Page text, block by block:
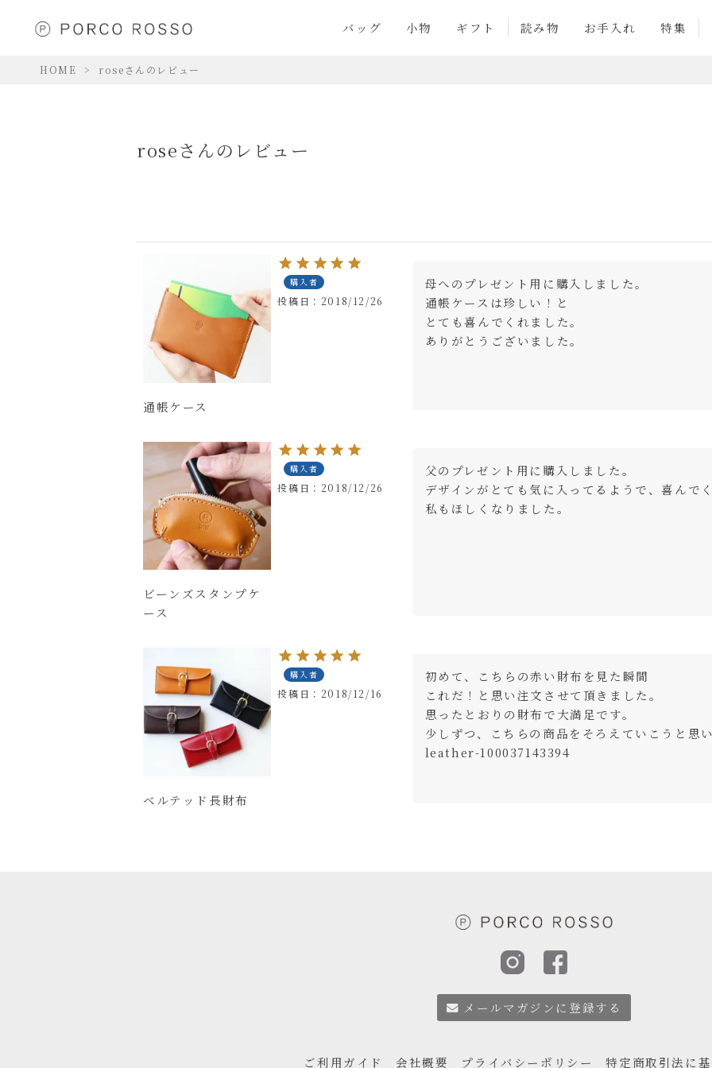
バッグ 小物 ギフト 読み物 お手入れ 特集
HOME roseさんのレビュー
roseさんのレビュー
通帳ケース
購入者
投稿日 2018/12/26
母へのプレゼント用に購入しました。
通帳ケースは珍しい！と
とても喜んでくれました。
ありがとうございました。
ビーンズスタンプケ
ース
購入者
投稿日 2018/12/26
父のプレゼント用に購入しました。
デザインがとても気に入ってるようで、喜んでく
私もほしくなりました。
ベルテッド長財布
購入者
投稿日 2018/12/16
初めて、こちらの赤い財布を見た瞬間
これだ！と思い注文させて頂きました。
思ったとおりの財布で大満足です。
少しずつ、こちらの商品をそろえていこうと思い
メールマガジンに登録する
ご利用ガイド 会社概要 プライバシーポリシー 特定商取引法に